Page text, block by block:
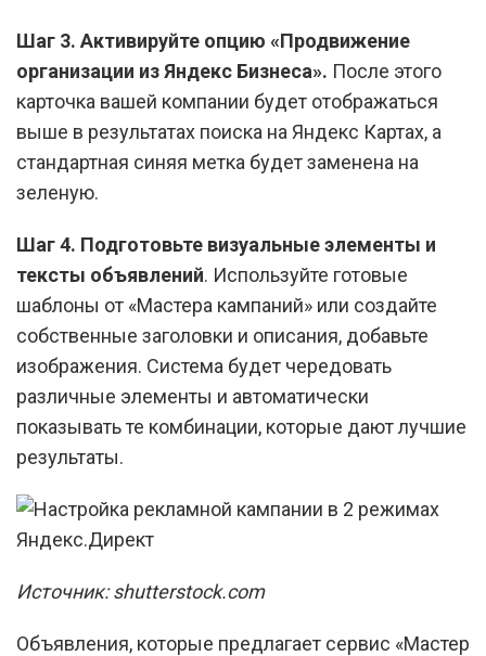
Шаг 3. Активируйте опцию «Продвижение
организации из Яндекс Бизнеса». После этого
карточка вашей компании будет отображаться
выше в результатах поиска на Яндекс Картах, а
стандартная синяя метка будет заменена на
зеленую.
Шаг 4. Подготовьте визуальные элементы и
тексты объявлений. Используйте готовые
шаблоны от «Мастера кампаний» или создайте
собственные заголовки и описания, добавьте
изображения. Система будет чередовать
различные элементы и автоматически
показывать те комбинации, которые дают лучшие
результаты.
Источник: shutterstock.com
Объявления, которые предлагает сервис «Мастер